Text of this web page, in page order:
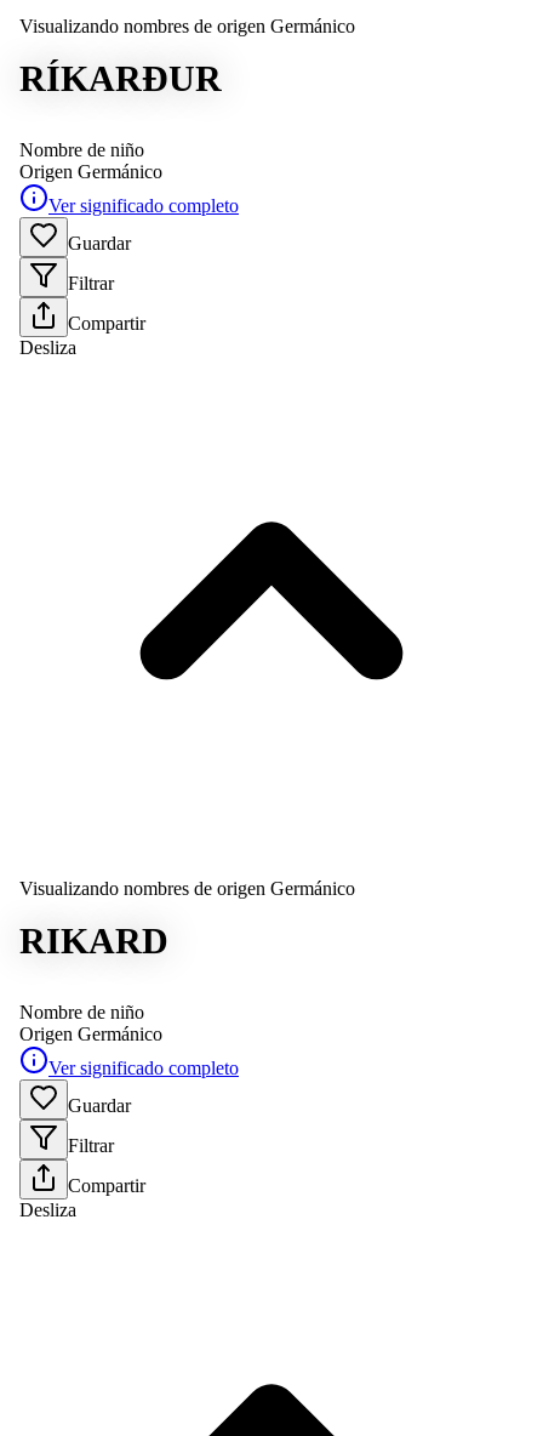
Visualizando nombres de origen Germánico
RÍKARÐUR
Nombre de niño
Origen Germánico
Ver significado completo
Guardar
Filtrar
Compartir
Desliza
Visualizando nombres de origen Germánico
RIKARD
Nombre de niño
Origen Germánico
Ver significado completo
Guardar
Filtrar
Compartir
Desliza